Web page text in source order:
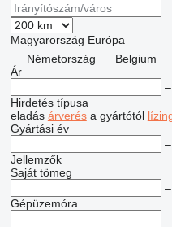
Magyarország Európa
Németország
Belgium
Ár
–
Hirdetés típusa
eladás árverés a gyártótól
Gyártási év
–
Jellemzők
Saját tömeg
–
Gépüzemóra
–